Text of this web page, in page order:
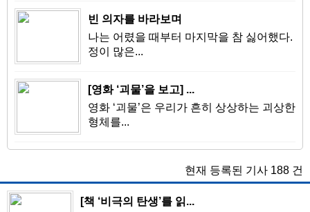
빈 의자를 바라보며
나는 어렸을 때부터 마지막을 참 싫어했다.
정이 많은...
[영화 ‘괴물’을 보고] ...
영화 ‘괴물’은 우리가 흔히 상상하는 괴상한
형체를...
현재 등록된 기사 188 건
[책 ‘비극의 탄생’를 읽...